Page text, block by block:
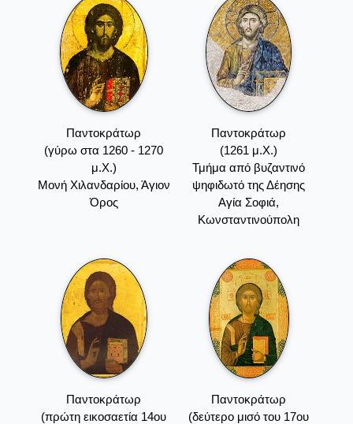
Παντοκράτωρ
(γύρω στα 1260 - 1270
μ.Χ.)
Mονή Xιλανδαρίου, Άγιον
Όρος
Παντοκράτωρ
(1261 μ.Χ.)
Τμήμα από βυζαντινό
ψηφιδωτό της Δέησης
Αγία Σοφιά,
Κωνσταντινούπολη
Παντοκράτωρ
(πρώτη εικοσαετία 14ου
Παντοκράτωρ
(δεύτερο μισό του 17ου